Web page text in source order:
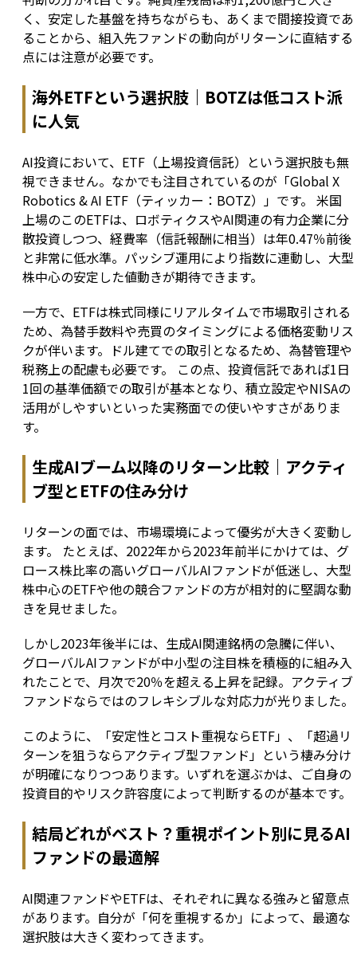
く、安定した基盤を持ちながらも、あくまで間接投資であ
ることから、組入先ファンドの動向がリターンに直結する
点には注意が必要です。
海外ETFという選択肢｜BOTZは低コスト派
に人気
AI投資において、ETF（上場投資信託）という選択肢も無
視できません。なかでも注目されているのが「Global X
Robotics & AI ETF（ティッカー：BOTZ）」です。 米国
上場のこのETFは、ロボティクスやAI関連の有力企業に分
散投資しつつ、経費率（信託報酬に相当）は年0.47％前後
と非常に低水準。パッシブ運用により指数に連動し、大型
株中心の安定した値動きが期待できます。
一方で、ETFは株式同様にリアルタイムで市場取引される
ため、為替手数料や売買のタイミングによる価格変動リス
クが伴います。ドル建てでの取引となるため、為替管理や
税務上の配慮も必要です。 この点、投資信託であれば1日
1回の基準価額での取引が基本となり、積立設定やNISAの
活用がしやすいといった実務面での使いやすさがありま
す。
生成AIブーム以降のリターン比較｜アクティ
ブ型とETFの住み分け
リターンの面では、市場環境によって優劣が大きく変動し
ます。 たとえば、2022年から2023年前半にかけては、グ
ロース株比率の高いグローバルAIファンドが低迷し、大型
株中心のETFや他の競合ファンドの方が相対的に堅調な動
きを見せました。
しかし2023年後半には、生成AI関連銘柄の急騰に伴い、
グローバルAIファンドが中小型の注目株を積極的に組み入
れたことで、月次で20％を超える上昇を記録。アクティブ
ファンドならではのフレキシブルな対応力が光りました。
このように、「安定性とコスト重視ならETF」、「超過リ
ターンを狙うならアクティブ型ファンド」という棲み分け
が明確になりつつあります。いずれを選ぶかは、ご自身の
投資目的やリスク許容度によって判断するのが基本です。
結局どれがベスト？重視ポイント別に見るAI
ファンドの最適解
AI関連ファンドやETFは、それぞれに異なる強みと留意点
があります。自分が「何を重視するか」によって、最適な
選択肢は大きく変わってきます。